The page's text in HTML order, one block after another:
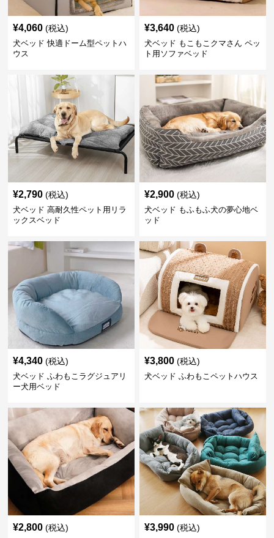
¥4,060 (税込)
犬ベッド 快適ドーム型ペットハ
ウス
¥3,640 (税込)
犬ベッド もこもこクマさん ペッ
ト用ソファベッド
¥2,790 (税込)
犬ベッド 高耐久性ペット用リラ
ックスベッド
¥2,900 (税込)
犬ベッド もふもふ犬の夢心地ベ
ッド
¥4,340 (税込)
犬ベッド ふわもこラグジュアリ
ー犬用ベッド
¥3,800 (税込)
犬ベッド ふわもこペットハウス
¥2,800 (税込) ¥3,990 (税込)